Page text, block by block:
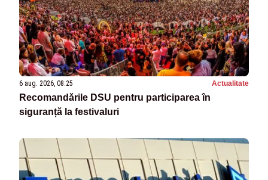
6 aug. 2026, 08:25 Actualitate
Recomandările DSU pentru participarea în
siguranță la festivaluri